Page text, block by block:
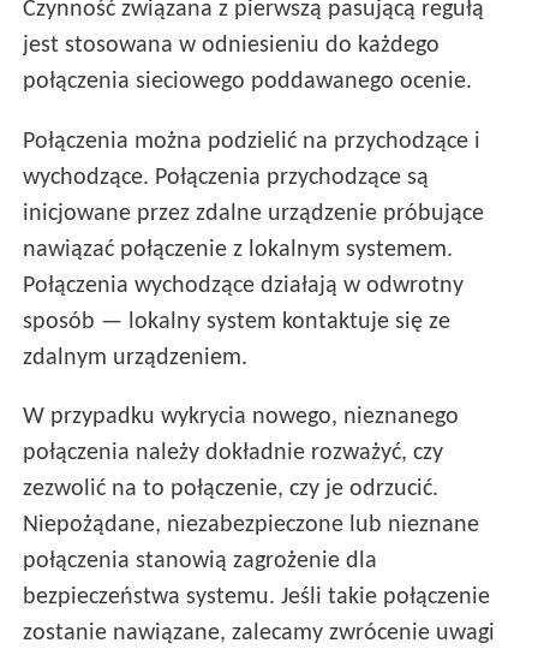
Czynność związana z pierwszą pasującą regułą
jest stosowana w odniesieniu do każdego
połączenia sieciowego poddawanego ocenie.
Połączenia można podzielić na przychodzące i
wychodzące. Połączenia przychodzące są
inicjowane przez zdalne urządzenie próbujące
nawiązać połączenie z lokalnym systemem.
Połączenia wychodzące działają w odwrotny
sposób — lokalny system kontaktuje się ze
zdalnym urządzeniem.
W przypadku wykrycia nowego, nieznanego
połączenia należy dokładnie rozważyć, czy
zezwolić na to połączenie, czy je odrzucić.
Niepożądane, niezabezpieczone lub nieznane
połączenia stanowią zagrożenie dla
bezpieczeństwa systemu. Jeśli takie połączenie
zostanie nawiązane, zalecamy zwrócenie uwagi